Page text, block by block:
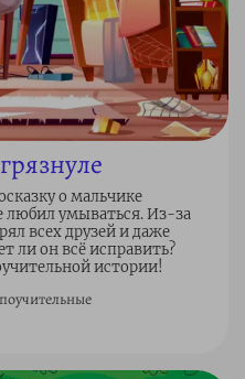
о мальчике
любил умываться. Из-за
всех друзей и даже
ли он всё исправить?
истории!